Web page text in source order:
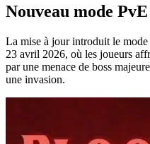
Nouveau mode
La mise à jour introduit le
23 avril 2026, où les joueurs
par une menace de boss
une invasion.